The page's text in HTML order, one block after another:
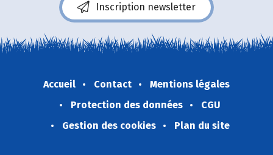
Inscription newsletter
Accueil Contact
Mentions légales
Protection des données
CGU
Gestion des cookies
Plan du site